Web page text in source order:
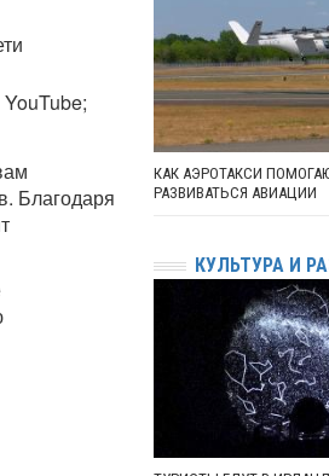
Благодаря
КАК АЭРОТАКСИ
РАЗВИВАТЬСЯ АВИАЦИИ
КУЛЬТУРА И